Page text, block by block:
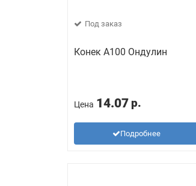
Под заказ
Конек А100 Ондулин
Цена 14.07 р.
Подробнее